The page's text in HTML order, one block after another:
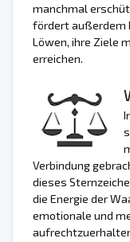
manchmal
fördert außerdem
Löwen, ihre Ziele
erreichen.
Verbindung
dieses
die Energie der
emotionale und